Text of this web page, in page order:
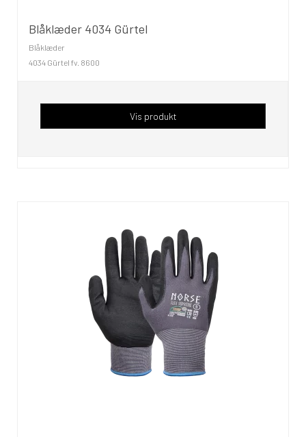
Blåklæder 4034 Gürtel
Blåklæder
4034 Gürtel fv. 8600
Vis produkt